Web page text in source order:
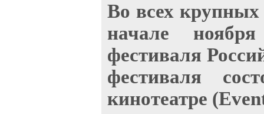
Во всех
начале
фестиваля
фестиваля
кинотеатре